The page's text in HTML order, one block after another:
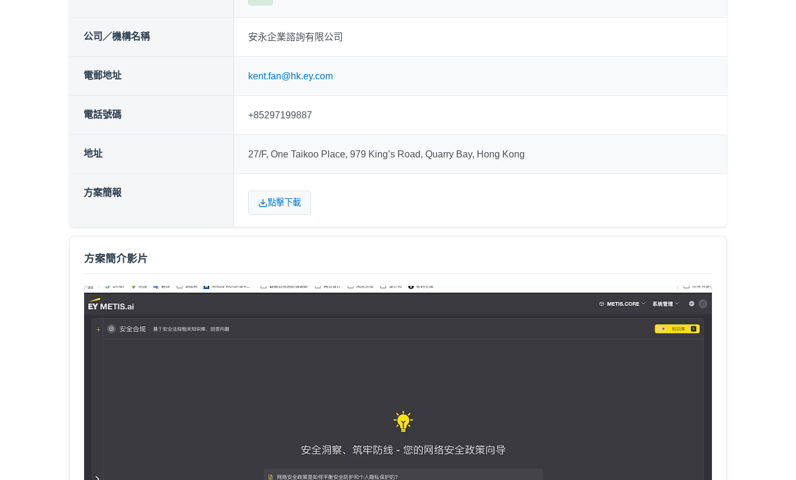
公司／機構名稱 安永企業諮詢有限公司
電郵地址 kent.fan@hk.ey.com
電話號碼 +85297199887
地址 27/F, One Taikoo Place, 979 King’s Road, Quarry Bay, Hong Kong
方案簡報
點擊下載
方案簡介影片